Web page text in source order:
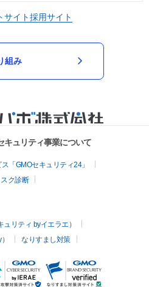
サイト採用サイト
組み
キュリティ事業について
「GMOセキュリティ24」
ク診断
リティ byイエラエ）
なりすまし対策